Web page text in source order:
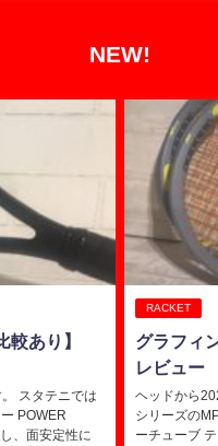
NEW!
あり】
スタテニでは
POWER
、面安定性に
RACKET
グラフィ
レビュー
ヘッドから
シリーズの
ーチューブ